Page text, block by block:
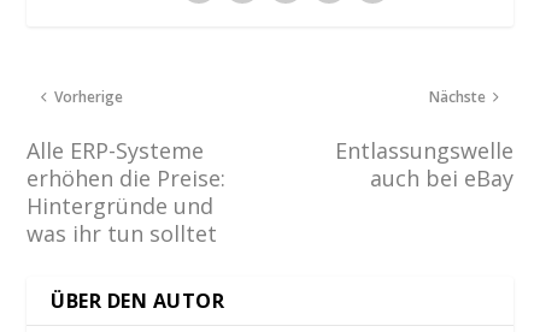
Vorherige
Alle ERP-Systeme
erhöhen die Preise:
Hintergründe und
was ihr tun solltet
Nächste
Entlassungswelle
auch bei eBay
ÜBER DEN AUTOR